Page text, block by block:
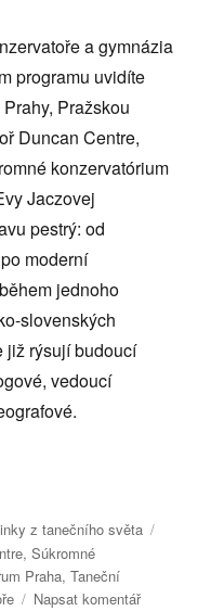
a gymnázia
programu uvidíte
Pražskou
Duncan Centre,
konzervatórium
Jaczovej
pestrý: od
moderní
jednoho
slovenských
již rýsují budoucí
vedoucí
z tanečního světa
,Súkromné
Praha,Taneční
Napsat komentářpro